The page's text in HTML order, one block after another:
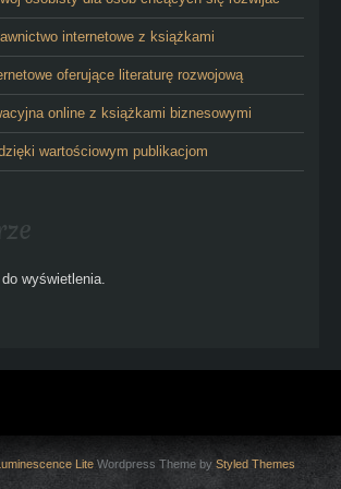
internetowe z książkami
oferujące literaturę rozwojową
online z książkami biznesowymi
wartościowym publikacjom
wyświetlenia.
Lite Wordpress Theme by Styled Themes